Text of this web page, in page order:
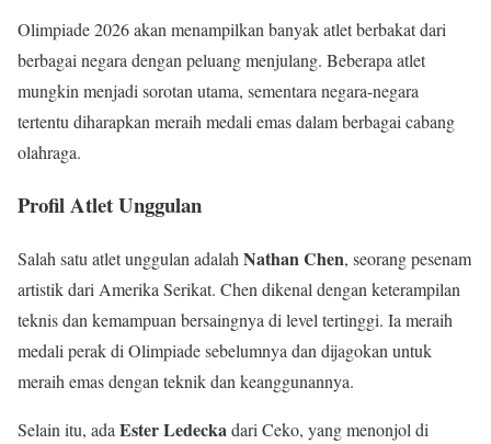
Olimpiade 2026 akan menampilkan banyak atlet berbakat dari
berbagai negara dengan peluang menjulang. Beberapa atlet
mungkin menjadi sorotan utama, sementara negara-negara
tertentu diharapkan meraih medali emas dalam berbagai cabang
olahraga.
Profil Atlet Unggulan
Salah satu atlet unggulan adalah Nathan Chen, seorang pesenam
artistik dari Amerika Serikat. Chen dikenal dengan keterampilan
teknis dan kemampuan bersaingnya di level tertinggi. Ia meraih
medali perak di Olimpiade sebelumnya dan dijagokan untuk
meraih emas dengan teknik dan keanggunannya.
Selain itu, ada Ester Ledeckadari Ceko, yang menonjol di